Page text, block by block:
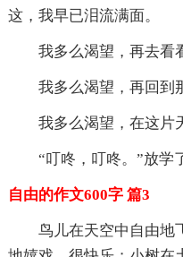
这，我早已泪流满面。
我多么渴望，再去看
我多么渴望，再回到
我多么渴望，在这片
“叮咚，叮咚。”放
自由的作文600字 篇3
鸟儿在天空中自由地